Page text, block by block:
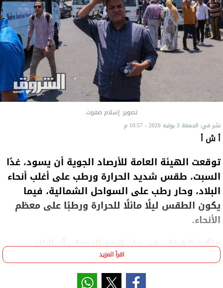
تصوير: إسلام صفوت
نشر في: الجمعة 3 يوليه 2026 - 10:57 م
أ ش أ
توقعت الهيئة العامة للأرصاد الجوية أن يسود، غدًا
السبت، طقس شديد الحرارة ورطب على أغلب أنحاء
البلاد، وحار رطب على السواحل الشمالية، فيما
يكون الطقس ليلًا مائلًا للحرارة ورطبًا على معظم
الأنحاء.
وذكرت الهيئة - في بيان اليوم الجمعة - أن البلاد
ستشهد شبورة مائية في ساعات الصباح الباكر على
بعض الطرق المؤدية من وإلى شمال البلاد حتى القاهرة
اقرأ المزيد